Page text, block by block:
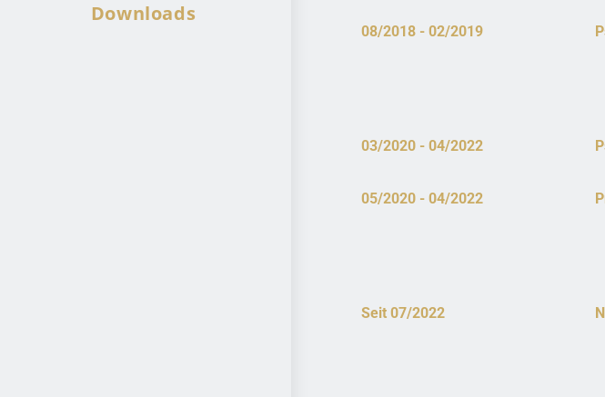
Downloads
08/2018 - 02/2019
03/2020 - 04/2022
05/2020 - 04/2022
Seit 07/2022